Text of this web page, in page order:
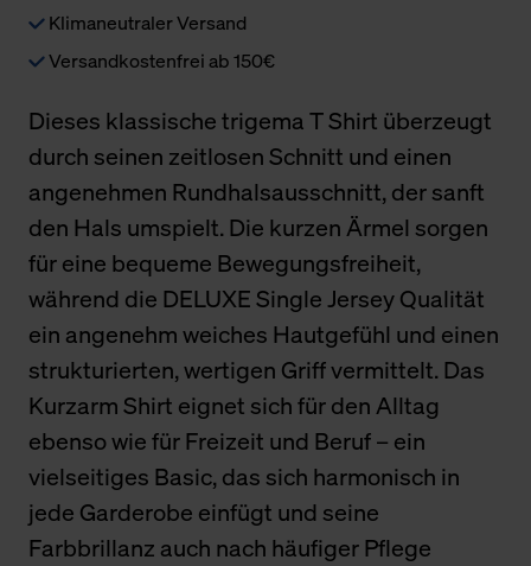
Klimaneutraler Versand
Versandkostenfrei ab 150€
Dieses klassische trigema T Shirt überzeugt
durch seinen zeitlosen Schnitt und einen
angenehmen Rundhalsausschnitt, der sanft
den Hals umspielt. Die kurzen Ärmel sorgen
für eine bequeme Bewegungsfreiheit,
während die DELUXE Single Jersey Qualität
ein angenehm weiches Hautgefühl und einen
strukturierten, wertigen Griff vermittelt. Das
Kurzarm Shirt eignet sich für den Alltag
ebenso wie für Freizeit und Beruf – ein
vielseitiges Basic, das sich harmonisch in
jede Garderobe einfügt und seine
Farbbrillanz auch nach häufiger Pflege